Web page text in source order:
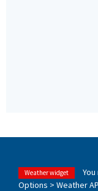
Weather widget
Options > Weather